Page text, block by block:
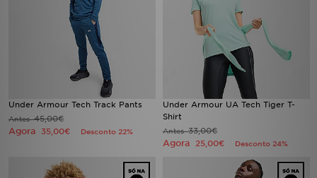
Under Armour Tech Track Pants
Antes45,00€
Agora 35,00€ Desconto 22%
Under Armour UA Tech Tiger T-
Shirt
Antes33,00€
Agora 25,00€ Desconto 24%